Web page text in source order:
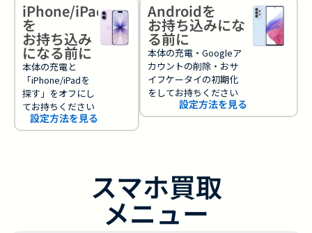
iPhone/iPad
を
お持ち込み
になる前に
本体の充電と
「iPhone/iPadを
探す」をオフにし
てお持ちください
設定方法を見る
Androidを
お持ち込みにな
る前に
本体の充電・Googleア
カウントの削除・おサ
イフケータイの初期化
をしてお持ちください
設定方法を見る
スマホ買取
メニュー